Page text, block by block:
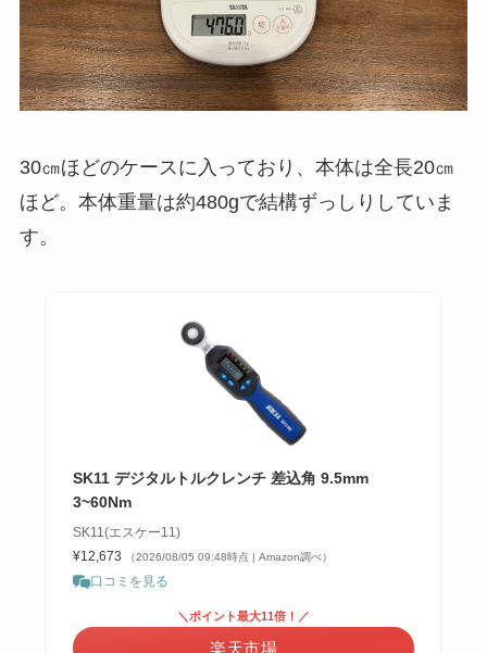
30㎝ほどのケースに入っており、本体は全長20㎝
ほど。本体重量は約480gで結構ずっしりしていま
す。
SK11 デジタルトルクレンチ 差込角 9.5mm
3~60Nm
SK11(エスケー11)
¥12,673
（2026/08/05 09:48時点 | Amazon調べ）
口コミを見る
＼ポイント最大11倍！／
楽天市場